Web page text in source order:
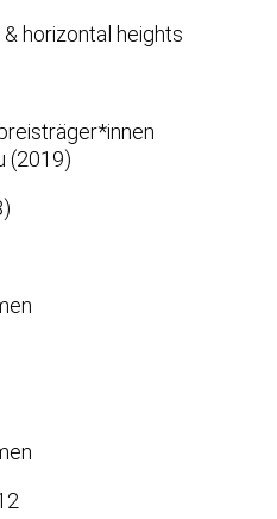
horizontal heights
(2019)